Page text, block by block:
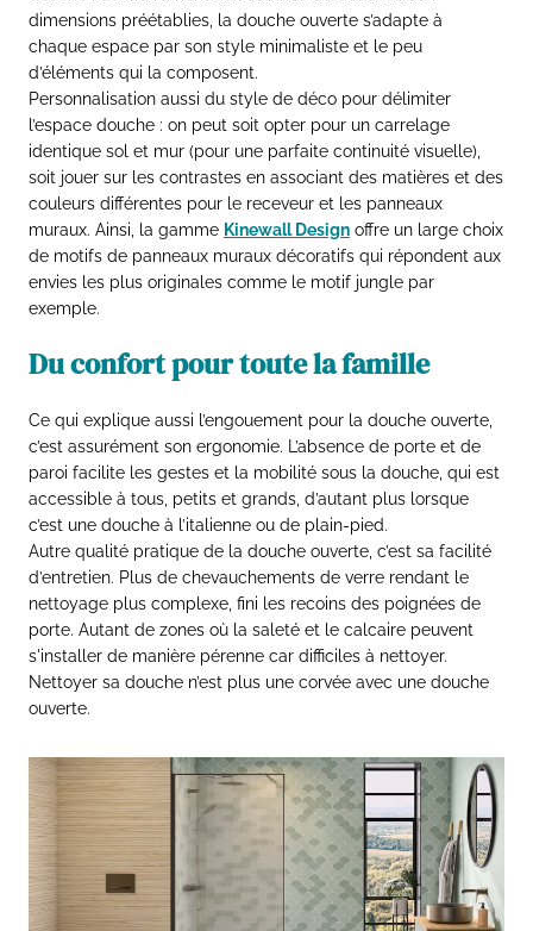
dimensions préétablies, la douche ouverte s’adapte à
chaque espace par son style minimaliste et le peu
d’éléments qui la composent.
Personnalisation aussi du style de déco pour délimiter
l’espace douche : on peut soit opter pour un carrelage
identique sol et mur (pour une parfaite continuité visuelle),
soit jouer sur les contrastes en associant des matières et des
couleurs différentes pour le receveur et les panneaux
muraux. Ainsi, la gamme Kinewall Design offre un large choix
de motifs de panneaux muraux décoratifs qui répondent aux
envies les plus originales comme le motif jungle par
exemple.
Du confort pour toute la famille
Ce qui explique aussi l’engouement pour la douche ouverte,
c’est assurément son ergonomie. L’absence de porte et de
paroi facilite les gestes et la mobilité sous la douche, qui est
accessible à tous, petits et grands, d’autant plus lorsque
c’est une douche à l’italienne ou de plain-pied.
Autre qualité pratique de la douche ouverte, c’est sa facilité
d’entretien. Plus de chevauchements de verre rendant le
nettoyage plus complexe, fini les recoins des poignées de
porte. Autant de zones où la saleté et le calcaire peuvent
s'installer de manière pérenne car difficiles à nettoyer.
Nettoyer sa douche n’est plus une corvée avec une douche
ouverte.